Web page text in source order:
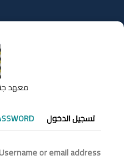
إلى
المحتوى
معهد
التبويبات
الأساسية
تسجيل الدخول
Username or email address